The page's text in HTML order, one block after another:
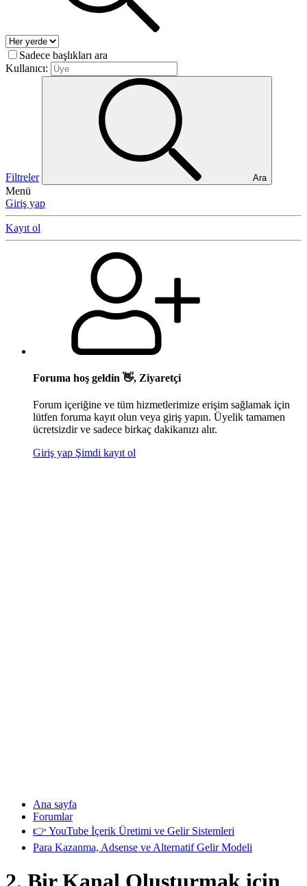
Sadece başlıkları ara
Kullanıcı:
Filtreler Ara
Menü
Giriş yap
Kayıt ol
Foruma hoş geldin 👋, Ziyaretçi
Forum içeriğine ve tüm hizmetlerimize erişim sağlamak için
lütfen foruma kayıt olun veya giriş yapın. Üyelik tamamen
ücretsizdir ve sadece birkaç dakikanızı alır.
Giriş yap Şimdi kayıt ol
Ana sayfa
Forumlar
👉 YouTube İçerik Üretimi ve Gelir Sistemleri
Para Kazanma, Adsense ve Alternatif Gelir Modeli